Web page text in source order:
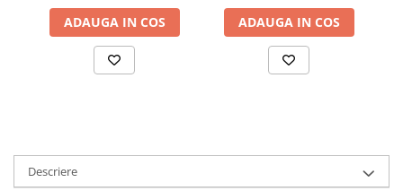
Bocanci
Bocanci outdoor
Bocanci de lucru O1
Bocanci de protecție S1P
Bocanci de protecție S2
ADAUGA IN COS ADAUGA IN COS
Descriere